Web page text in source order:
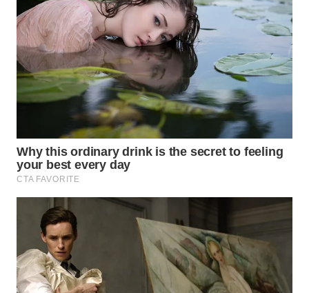
WAHANA
KONSUMEN
WAHANA
LISTRIK
TRAVEL
WAHANA
TV
WAHANANEWS
ID
WAHANANEWS
CO ID